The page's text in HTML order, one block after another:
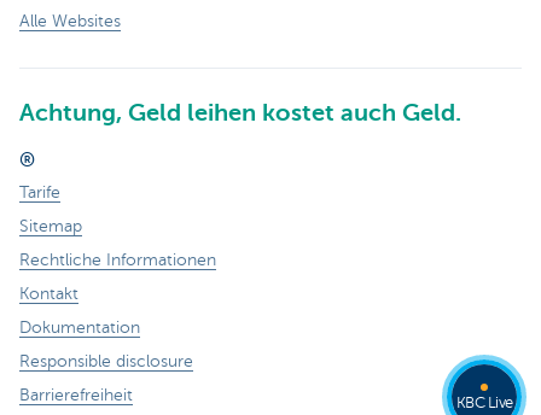
Alle Websites
Achtung, Geld leihen kostet auch Geld.
®
Tarife
Sitemap
Rechtliche Informationen
Kontakt
Dokumentation
Responsible disclosure
Barrierefreiheit
KBC Live